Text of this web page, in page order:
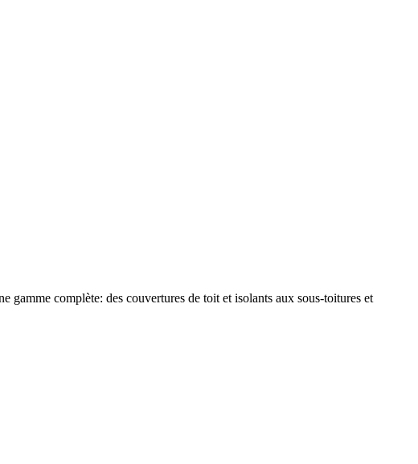
gamme complète: des couvertures de toit et isolants aux sous-toitures et